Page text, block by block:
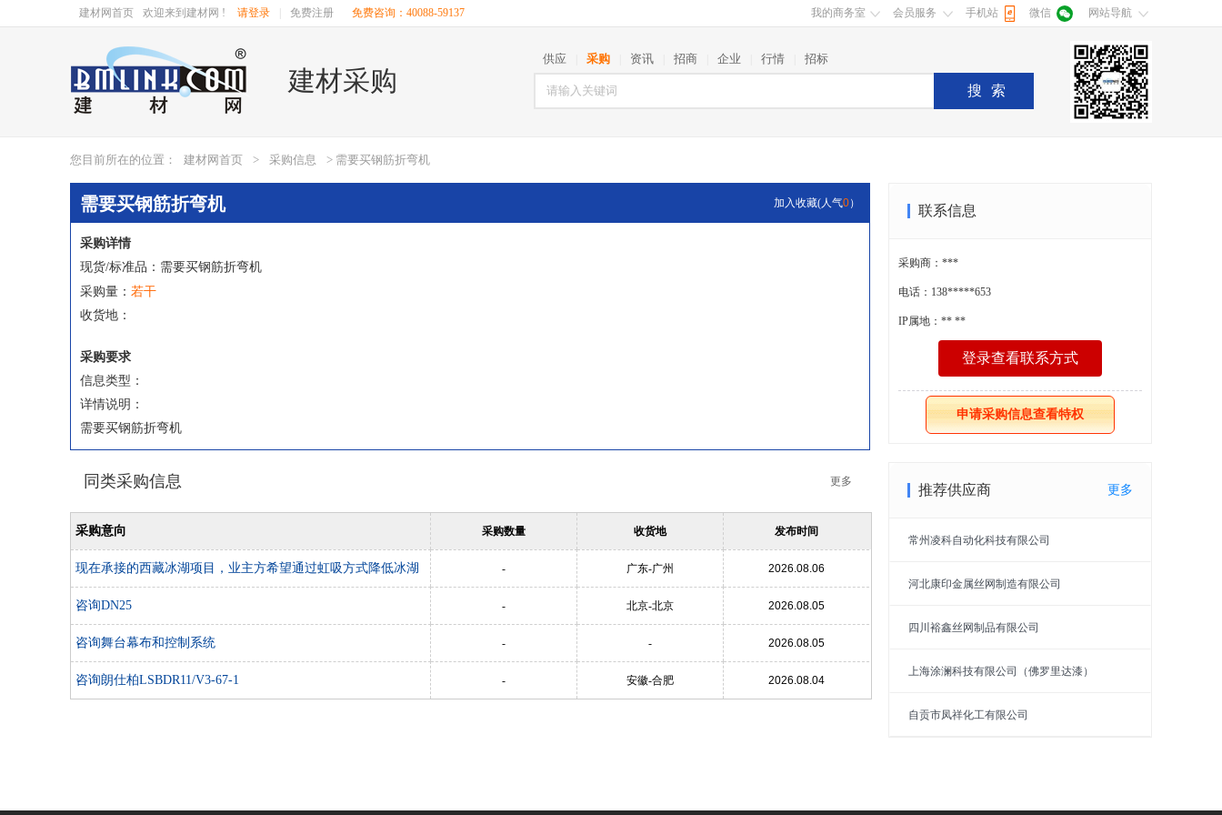
建材网首页 欢迎来到建材网 ! 请登录 免费注册 免费咨询：40088-59137 我的商务室 会员服务 手机站 微信 网站导航
建材采购
供应 采购 资讯 招商 企业 行情 招标
搜索
您目前所在的位置： 建材网首页 > 采购信息 > 需要买钢筋折弯机
需要买钢筋折弯机 加入收藏(人气0）
采购详情
现货/标准品：需要买钢筋折弯机
采购量： 若干
收货地：
采购要求
信息类型：
详情说明：
需要买钢筋折弯机
同类采购信息 更多
采购意向 采购数量 收货地 发布时间
现在承接的西藏冰湖项目，业主方希望通过虹吸方式降低冰湖
的水位，大概需要排水100万方。希望得到贵公司的联系
- 广东-广州 2026.08.06
咨询DN25 - 北京-北京 2026.08.05
咨询舞台幕布和控制系统 - - 2026.08.05
咨询朗仕柏LSBDR11/V3-67-1 - 安徽-合肥 2026.08.04
联系信息
采购商：***
电话：138*****653
IP属地：** **
登录查看联系方式
申请采购信息查看特权
推荐供应商 更多
常州凌科自动化科技有限公司
河北康印金属丝网制造有限公司
四川裕鑫丝网制品有限公司
上海涂澜科技有限公司（佛罗里达漆）
自贡市凤祥化工有限公司